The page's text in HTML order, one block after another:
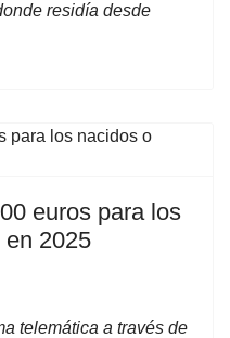
residía desde
euros para los
en 2025
telemática a través de